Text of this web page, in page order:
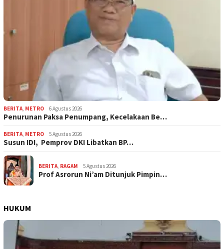
BERITA METRO 6 Agustus 2026
Penurunan Paksa Penumpang, Kecelakaan Be…
BERITA METRO 5 Agustus 2026
Susun IDI, Pemprov DKI Libatkan BP…
BERITA RAGAM 5 Agustus 2026
Prof Asrorun Ni’am Ditunjuk Pimpin…
HUKUM